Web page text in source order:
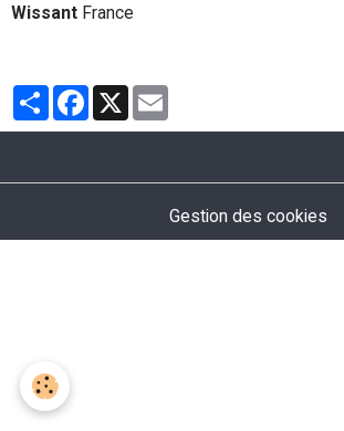
Wissant France
PartagerFacebook
X
Gestion des cookies